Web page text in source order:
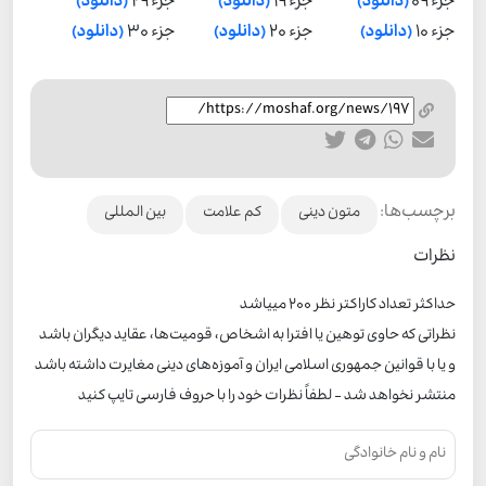
جزء 10
(دانلود) جزء 20 (دانلود) جزء 30 (دانلود)
برچسب‌ها: متون دینی کم علامت بین المللی
نظرات
حداکثر تعداد کاراکتر نظر 200 ميياشد
نظراتی که حاوی توهین یا افترا به اشخاص، قومیت‌ها، عقاید دیگران باشد
و یا با قوانین جمهوری اسلامی ایران و آموزه‌های دینی مغایرت داشته باشد
منتشر نخواهد شد - لطفاً نظرات خود را با حروف فارسی تایپ کنید